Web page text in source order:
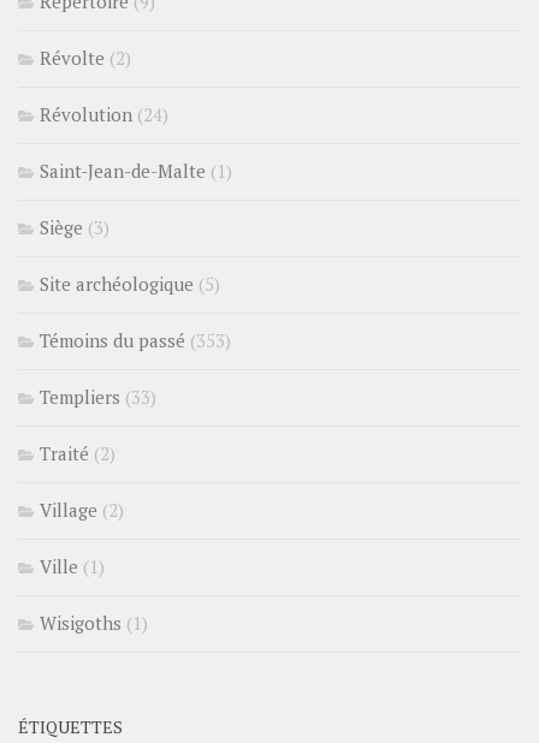
Révolte (2)
Révolution (24)
Saint-Jean-de-Malte (1)
Siège (3)
Site archéologique (5)
Témoins du passé (353)
Templiers (33)
Traité (2)
Village (2)
Ville (1)
Wisigoths (1)
ÉTIQUETTES